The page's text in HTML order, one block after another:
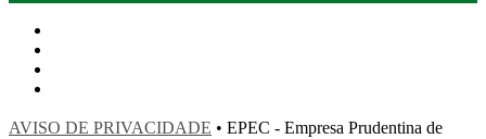
AVISO DE PRIVACIDADE • EPEC - Empresa Prudentina de